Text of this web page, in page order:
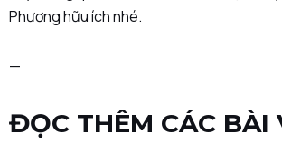
Phương hữu ích nhé.
—
ĐỌC THÊM CÁC BÀI